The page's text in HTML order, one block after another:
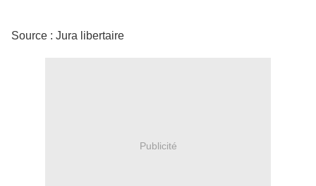
Source : Jura libertaire
Publicité